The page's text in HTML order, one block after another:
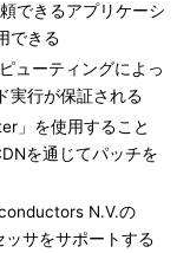
できるアプリケーシ
できる
ューティングによっ
実行が保証される
」を使用すること
を通じてパッチを
N.V.の
ッサをサポートする